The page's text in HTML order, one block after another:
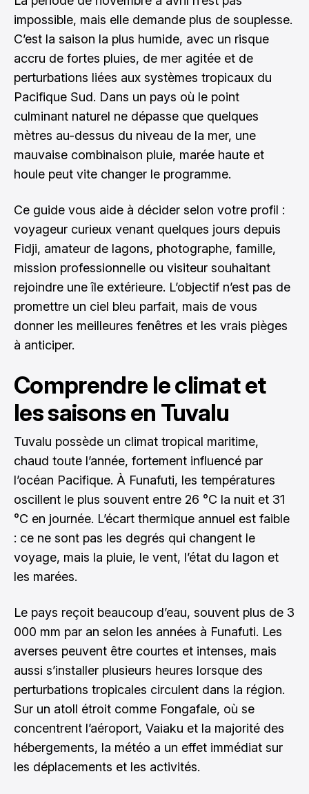
impossible, mais elle demande plus de souplesse.
C’est la saison la plus humide, avec un risque
accru de fortes pluies, de mer agitée et de
perturbations liées aux systèmes tropicaux du
Pacifique Sud. Dans un pays où le point
culminant naturel ne dépasse que quelques
mètres au-dessus du niveau de la mer, une
mauvaise combinaison pluie, marée haute et
houle peut vite changer le programme.
Ce guide vous aide à décider selon votre profil :
voyageur curieux venant quelques jours depuis
Fidji, amateur de lagons, photographe, famille,
mission professionnelle ou visiteur souhaitant
rejoindre une île extérieure. L’objectif n’est pas de
promettre un ciel bleu parfait, mais de vous
donner les meilleures fenêtres et les vrais pièges
à anticiper.
Comprendre le climat et
les saisons en Tuvalu
Tuvalu possède un climat tropical maritime,
chaud toute l’année, fortement influencé par
l’océan Pacifique. À Funafuti, les températures
oscillent le plus souvent entre 26 °C la nuit et 31
°C en journée. L’écart thermique annuel est faible
: ce ne sont pas les degrés qui changent le
voyage, mais la pluie, le vent, l’état du lagon et
les marées.
Le pays reçoit beaucoup d’eau, souvent plus de 3
000 mm par an selon les années à Funafuti. Les
averses peuvent être courtes et intenses, mais
aussi s’installer plusieurs heures lorsque des
perturbations tropicales circulent dans la région.
Sur un atoll étroit comme Fongafale, où se
concentrent l’aéroport, Vaiaku et la majorité des
hébergements, la météo a un effet immédiat sur
les déplacements et les activités.